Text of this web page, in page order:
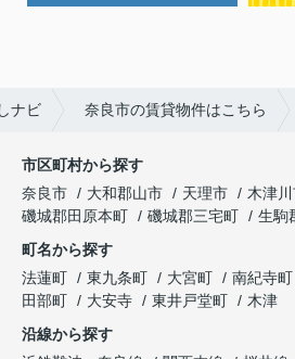
ナビ 奈良市の賃貸物件はこちら
市区町村から探す
奈良市
大和郡山市 天理市 木津
磯城郡田原本町
磯城郡三宅町 生駒
町名から探す
法蓮町
東九条町 大宮町 南紀寺町
田部町
大安寺 東井戸堂町
木津
沿線から探す